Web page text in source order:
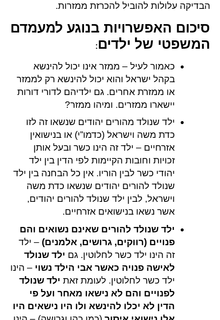
הבדיקה עלולות להוביל להכרזת ממזרות.
סיכום האפשרויות בנוגע למעמדם
המשפטי של ילדים:
כאמור לעיל – ממזר אינו יכול להינשא
בקהל ישראל והוא יכול להינשא רק לממזר
או ממזרת אחרים. גם ילדיהם לדורי דורות
יישארו ממזרים. ומיהו ממזר?
ילד שנולד מהורים יהודים שנשאו זה לזו
כדת משה וישראל (כדמו”י) או בנישואין
אזרחיים – ילד זה הינו כשר ובעל אותן
זכויות וחובות הקיימות לפי הדין בין ילד
יהודי כשר לבין הוריו. אין כל הבחנה בין ילד
שנולד להורים יהודים שנשאו כדת משה
וישראל, לבין ילד שנולד להורים יהודים,
אשר נשאו בנישואים אזרחיים.
ילד שנולד להורים שאינם נשואים והם
פנויים (רווקים, גרושים, אלמנים) – ילד
זה הינו ילד כשר לחלוטין. גם ילד שנולד
לאישה פנויה כאשר אבי הילד נשוי – הינו
ילד כשר לחלוטין. לעומת זאת ילד שנולד
לפנויים והם לא נישאו מאחר ועל פי
הדין לא יכלו להינשא ולו היו נישאים היו